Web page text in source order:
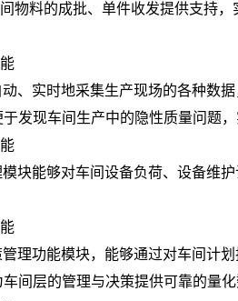
物料的成批、单件收发提供支持
、实时地采集生产现场的各种数
发现车间生产中的隐性质量问题
块能够对车间设备负荷、设备维
理功能模块，能够通过对车间计
间层的管理与决策提供可靠的量化